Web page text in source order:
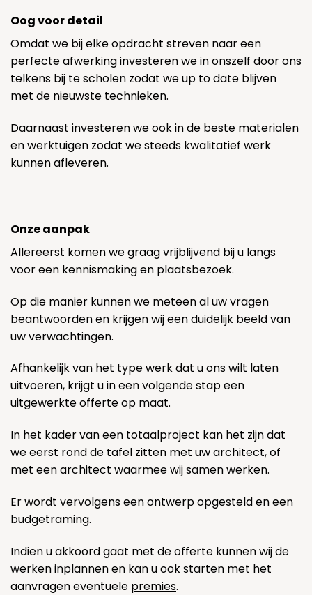
Oog voor detail
Omdat we bij elke opdracht streven naar een
perfecte afwerking investeren we in onszelf door ons
telkens bij te scholen zodat we up to date blijven
met de nieuwste technieken.
Daarnaast investeren we ook in de beste materialen
en werktuigen zodat we steeds kwalitatief werk
kunnen afleveren.
Onze aanpak
Allereerst komen we graag vrijblijvend bij u langs
voor een kennismaking en plaatsbezoek.
Op die manier kunnen we meteen al uw vragen
beantwoorden en krijgen wij een duidelijk beeld van
uw verwachtingen.
Afhankelijk van het type werk dat u ons wilt laten
uitvoeren, krijgt u in een volgende stap een
uitgewerkte offerte op maat.
In het kader van een totaalproject kan het zijn dat
we eerst rond de tafel zitten met uw architect, of
met een architect waarmee wij samen werken.
Er wordt vervolgens een ontwerp opgesteld en een
budgetraming.
Indien u akkoord gaat met de offerte kunnen wij de
werken inplannen en kan u ook starten met het
aanvragen eventuele premies.